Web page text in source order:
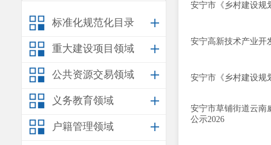
标准化规范化目录
重大建设项目领域
公共资源交易领域
义务教育领域
户籍管理领域
安宁市《乡村建设规
安宁高新技术产业开
安宁市《乡村建设规
安宁市草铺街道云南
公示2026